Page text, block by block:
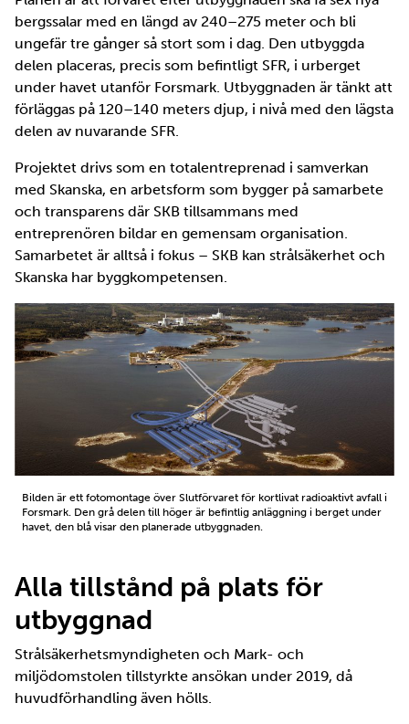
bergssalar med en längd av 240–275 meter och bli
ungefär tre gånger så stort som i dag. Den utbyggda
delen placeras, precis som befintligt SFR, i urberget
under havet utanför Forsmark. Utbyggnaden är tänkt att
förläggas på 120–140 meters djup, i nivå med den lägsta
delen av nuvarande SFR.
Projektet drivs som en totalentreprenad i samverkan
med Skanska, en arbetsform som bygger på samarbete
och transparens där SKB tillsammans med
entreprenören bildar en gemensam organisation.
Samarbetet är alltså i fokus – SKB kan strålsäkerhet och
Skanska har byggkompetensen.
Bilden är ett fotomontage över Slutförvaret för kortlivat radioaktivt avfall i
Forsmark. Den grå delen till höger är befintlig anläggning i berget under
havet, den blå visar den planerade utbyggnaden.
Alla tillstånd på plats för
utbyggnad
Strålsäkerhetsmyndigheten och Mark- och
miljödomstolen tillstyrkte ansökan under 2019, då
huvudförhandling även hölls.